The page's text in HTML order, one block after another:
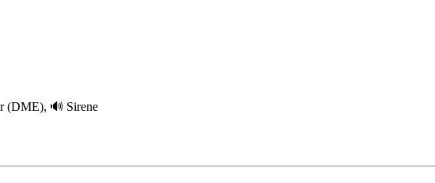
(DME), 🔊 Sirene